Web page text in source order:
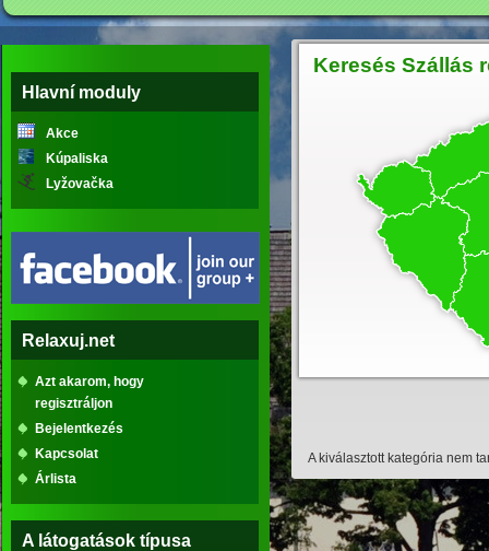
Hlavní moduly
Akce
Kúpaliska
Lyžovačka
Relaxuj.net
Azt akarom, hogy
regisztráljon
Bejelentkezés
Kapcsolat
Árlista
A látogatások típusa
Keresés Szállás
A kiválasztott kategória nem